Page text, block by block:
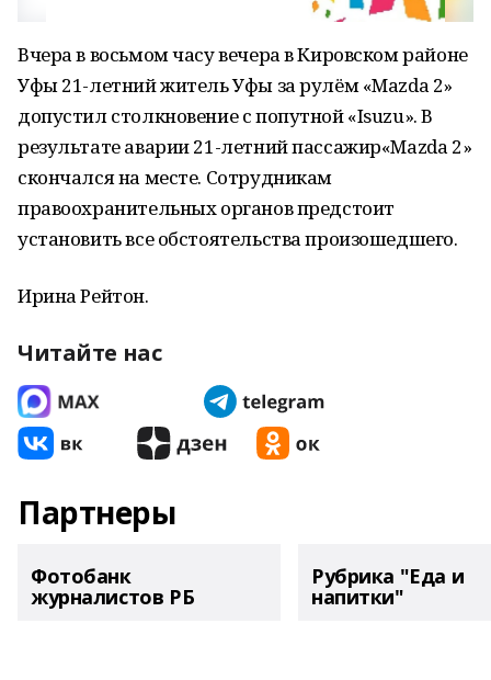
Вчера в восьмом часу вечера в Кировском районе
Уфы 21-летний житель Уфы за рулём «Mazda 2»
допустил столкновение с попутной «Isuzu». В
результате аварии 21-летний пассажир«Mazda 2»
скончался на месте. Сотрудникам
правоохранительных органов предстоит
установить все обстоятельства произошедшего.
Ирина Рейтон.
Читайте нас
Партнеры
Фотобанк
журналистов РБ
Рубрика "Еда и
напитки"